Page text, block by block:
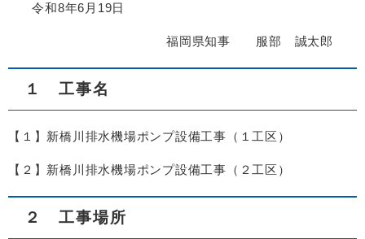
令和8年6月19日
福岡県知事 服部 誠太郎
１ 工事名
【１】新橋川排水機場ポンプ設備工事（１工区）
【２】新橋川排水機場ポンプ設備工事（２工区）
２ 工事場所